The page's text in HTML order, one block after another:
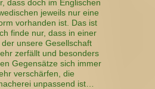
dass doch im Englischen
jeweils nur eine
vorhanden ist. Das ist
finde nur, dass in einer
unsere Gesellschaft
zerfällt und besonders
Gegensätze sich immer
verschärfen, die
unpassend ist…